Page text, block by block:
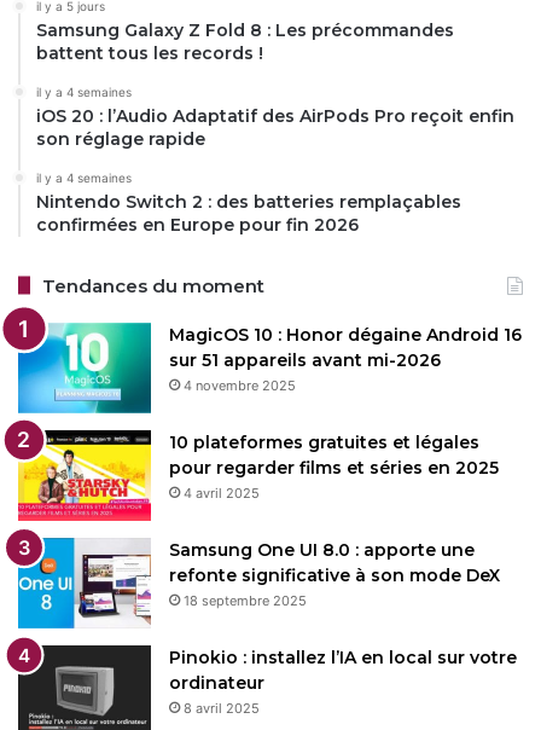
il y a 5 jours
Samsung Galaxy Z Fold 8 : Les précommandes
battent tous les records !
il y a 4 semaines
iOS 20 : l’Audio Adaptatif des AirPods Pro reçoit enfin
son réglage rapide
il y a 4 semaines
Nintendo Switch 2 : des batteries remplaçables
confirmées en Europe pour fin 2026
Tendances du moment
MagicOS 10 : Honor dégaine Android 16
sur 51 appareils avant mi-2026
4 novembre 2025
10 plateformes gratuites et légales
pour regarder films et séries en 2025
4 avril 2025
Samsung One UI 8.0 : apporte une
refonte significative à son mode DeX
18 septembre 2025
Pinokio : installez l’IA en local sur votre
ordinateur
8 avril 2025